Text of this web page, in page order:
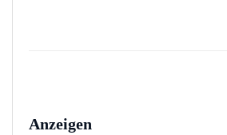
Anzeigen